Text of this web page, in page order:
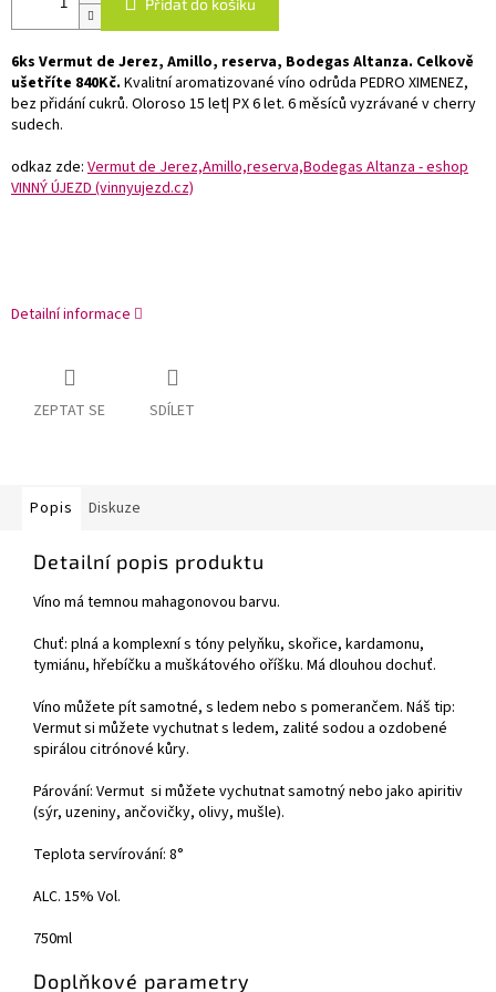
Přidat do košíku
6ks Vermut de Jerez, Amillo, reserva, Bodegas Altanza. Celkově
ušetříte 840Kč. Kvalitní aromatizované víno odrůda PEDRO XIMENEZ,
bez přidání cukrů. Oloroso 15 let| PX 6 let. 6 měsíců vyzrávané v cherry
sudech.
odkaz zde: Vermut de Jerez,Amillo,reserva,Bodegas Altanza - eshop
VINNÝ ÚJEZD (vinnyujezd.cz)
Detailní informace
ZEPTAT SE SDÍLET
Popis Diskuze
Detailní popis produktu
Víno má temnou mahagonovou barvu.
Chuť: plná a komplexní s tóny pelyňku, skořice, kardamonu,
tymiánu, hřebíčku a muškátového oříšku. Má dlouhou dochuť.
Víno můžete pít samotné, s ledem nebo s pomerančem. Náš tip:
Vermut si můžete vychutnat s ledem, zalité sodou a ozdobené
spirálou citrónové kůry.
Párování: Vermut si můžete vychutnat samotný nebo jako apiritiv
(sýr, uzeniny, ančovičky, olivy, mušle).
Teplota servírování: 8°
ALC. 15% Vol.
750ml
Doplňkové parametry